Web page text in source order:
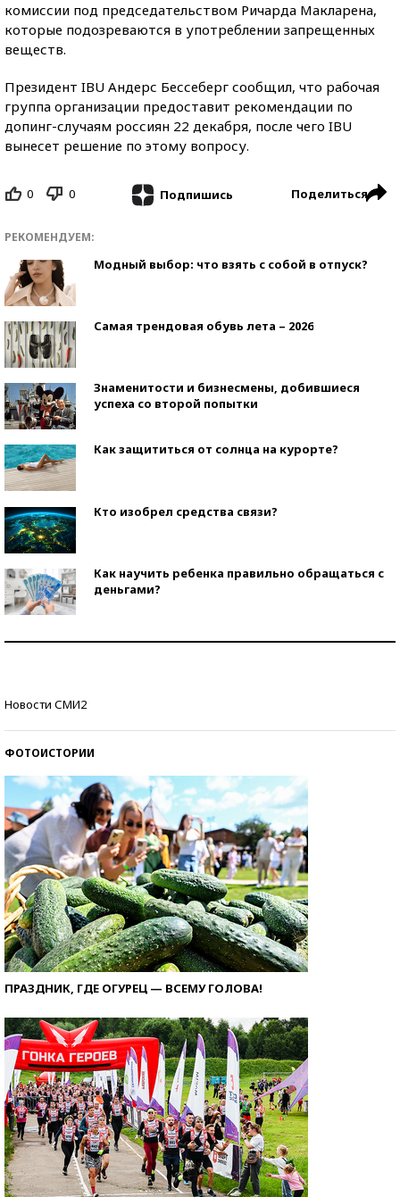
комиссии под председательством Ричарда Макларена,
которые подозреваются в употреблении запрещенных
веществ.
Президент IBU Андерс Бессеберг сообщил, что рабочая
группа организации предоставит рекомендации по
допинг-случаям россиян 22 декабря, после чего IBU
вынесет решение по этому вопросу.
0 0 Подпишись Поделиться
РЕКОМЕНДУЕМ:
Модный выбор: что взять с собой в отпуск?
Самая трендовая обувь лета – 2026
Знаменитости и бизнесмены, добившиеся
успеха со второй попытки
Как защититься от солнца на курорте?
Кто изобрел средства связи?
Как научить ребенка правильно обращаться с
деньгами?
Новости СМИ2
ФОТОИСТОРИИ
ПРАЗДНИК, ГДЕ ОГУРЕЦ — ВСЕМУ ГОЛОВА!